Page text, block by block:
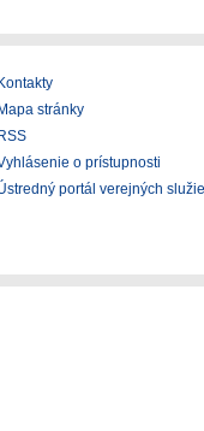
Kontakty
Mapa stránky
RSS
o prístupnosti
portál verejných